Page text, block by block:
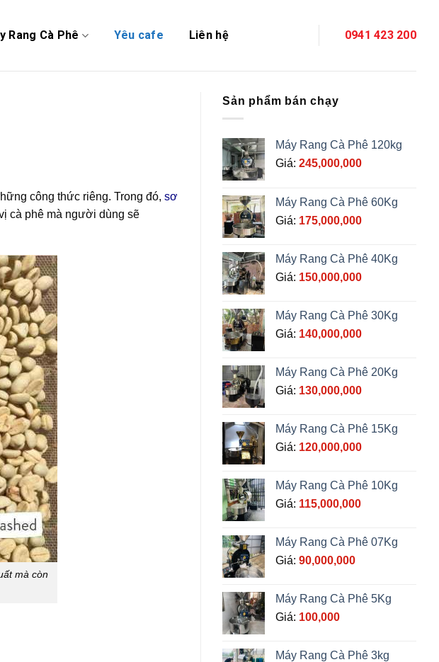
Rang Cà Phê Yêu cafe Liên hệ 0941 423 200
công thức riêng. Trong đó, sơ
cà phê mà người dùng sẽ
mà còn
Sản phẩm bán chạy
Máy Rang Cà Phê 120kg
Giá: 245,000,000
Máy Rang Cà Phê 60Kg
Giá: 175,000,000
Máy Rang Cà Phê 40Kg
Giá: 150,000,000
Máy Rang Cà Phê 30Kg
Giá: 140,000,000
Máy Rang Cà Phê 20Kg
Giá: 130,000,000
Máy Rang Cà Phê 15Kg
Giá: 120,000,000
Máy Rang Cà Phê 10Kg
Giá: 115,000,000
Máy Rang Cà Phê 07Kg
Giá: 90,000,000
Máy Rang Cà Phê 5Kg
Giá: 100,000
Máy Rang Cà Phê 3kg